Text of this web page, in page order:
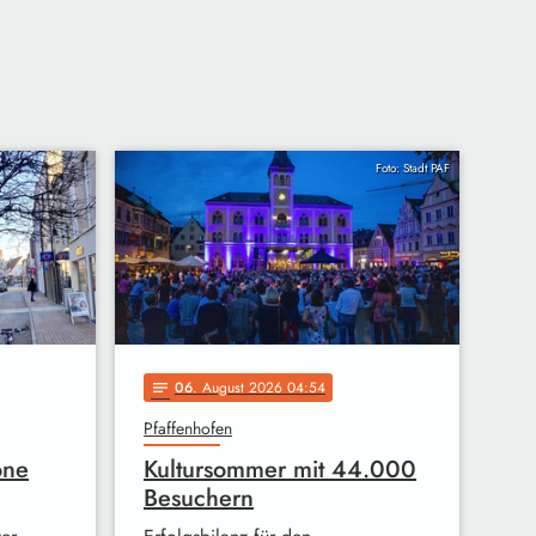
Foto: Stadt PAF
notes 06. August 2026 04:54
Pfaffenhofen
Kultursommer mit 44.000
Besuchern